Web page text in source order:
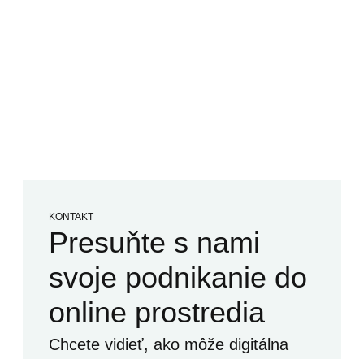
KONTAKT
Presuňte s nami
svoje podnikanie do
online prostredia
Chcete vidieť, ako môže digitálna